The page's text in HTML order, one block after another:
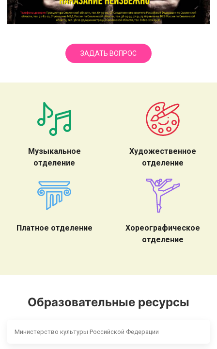
ЗАДАТЬ ВОПРОС
Музыкальное
отделение
Художественное
отделение
Платное отделение
Хореографическое
отделение
Образовательные ресурсы
Министерство культуры Российской Федерации